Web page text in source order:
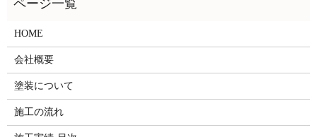
HOME
会社概要
塗装について
施工の流れ